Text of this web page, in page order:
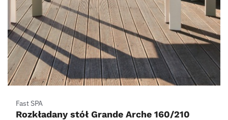
Fast SPA
Rozkładany stół Grande Arche 160/210